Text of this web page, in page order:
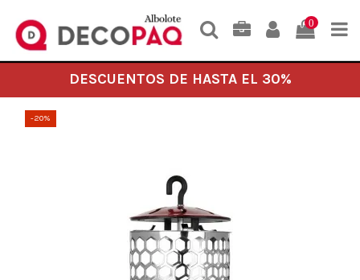
0
DESCUENTOS DE HASTA EL 30%
-20%